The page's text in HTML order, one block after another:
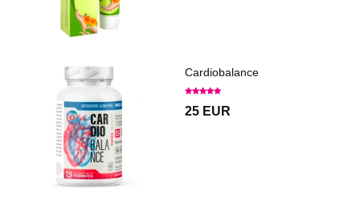
Cardiobalance
25 EUR